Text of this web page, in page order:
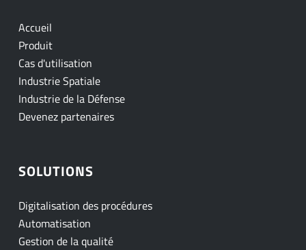
Accueil
Produit
Cas d'utilisation
Industrie Spatiale
Industrie de la Défense
Devenez partenaires
SOLUTIONS
Digitalisation des procédures
Automatisation
Gestion de la qualité